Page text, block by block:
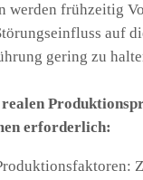
werden frühzeitig
auf
gering zu
erforderlich: